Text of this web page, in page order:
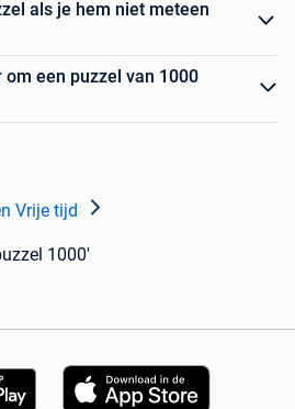
als je hem niet meteen
een puzzel van 1000
Vrije tijd
1000'